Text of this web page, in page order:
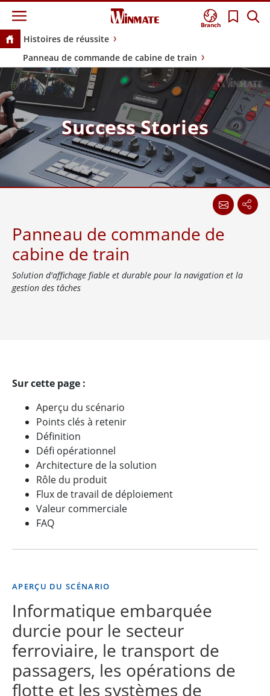
Branch
Histoires de réussite
Panneau de commande de cabine de train
Success Stories
Panneau de commande de
cabine de train
Solution d'affichage fiable et durable pour la navigation et la
gestion des tâches
Sur cette page :
Aperçu du scénario
Points clés à retenir
Définition
Défi opérationnel
Architecture de la solution
Rôle du produit
Flux de travail de déploiement
Valeur commerciale
FAQ
APERÇU DU SCÉNARIO
Informatique embarquée
durcie pour le secteur
ferroviaire, le transport de
passagers, les opérations de
flotte et les systèmes de